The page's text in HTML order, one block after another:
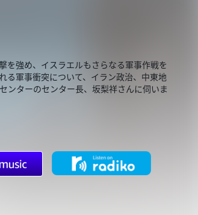
を強め、イスラエルもさらなる軍事作戦を
る軍事衝突について、イラン政治、中東地
ンターのセンター長、坂梨祥さんに伺いま